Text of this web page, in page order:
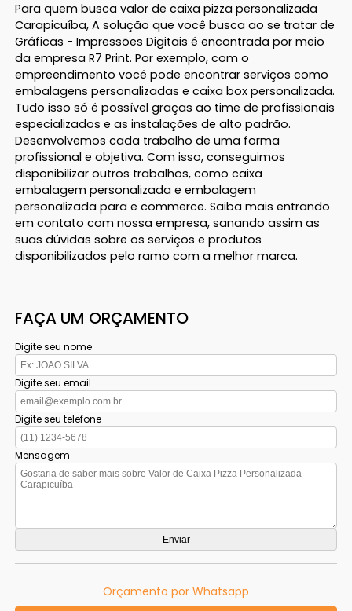
Para quem busca valor de caixa pizza personalizada
Carapicuíba, A solução que você busca ao se tratar de
Gráficas - Impressões Digitais é encontrada por meio
da empresa R7 Print. Por exemplo, com o
empreendimento você pode encontrar serviços como
embalagens personalizadas e caixa box personalizada.
Tudo isso só é possível graças ao time de profissionais
especializados e as instalações de alto padrão.
Desenvolvemos cada trabalho de uma forma
profissional e objetiva. Com isso, conseguimos
disponibilizar outros trabalhos, como caixa
embalagem personalizada e embalagem
personalizada para e commerce. Saiba mais entrando
em contato com nossa empresa, sanando assim as
suas dúvidas sobre os serviços e produtos
disponibilizados pelo ramo com a melhor marca.
FAÇA UM ORÇAMENTO
Digite seu nome
Digite seu email
Digite seu telefone
Mensagem
Orçamento por Whatsapp